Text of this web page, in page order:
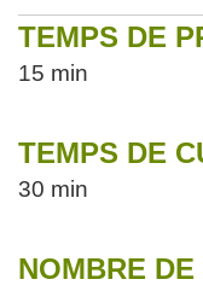
TEMPS DE
15 min
TEMPS DE
30 min
NOMBRE